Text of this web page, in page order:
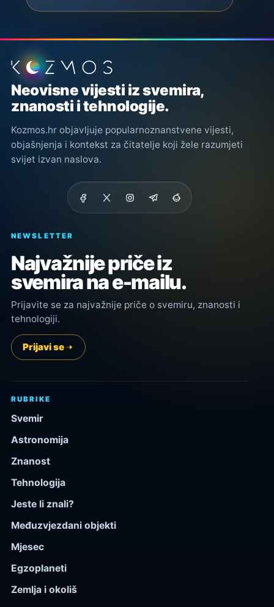
Podnožje stranice
Neovisne vijesti iz svemira,
znanosti i tehnologije.
Kozmos.hr objavljuje popularnoznanstvene vijesti,
objašnjenja i kontekst za čitatelje koji žele razumjeti
svijet izvan naslova.
NEWSLETTER
Najvažnije priče iz
svemira na e-mailu.
Prijavite se za najvažnije priče o svemiru, znanosti i
tehnologiji.
Prijavi se
RUBRIKE
Svemir
Astronomija
Znanost
Tehnologija
Jeste li znali?
Međuzvjezdani objekti
Mjesec
Egzoplaneti
Zemlja i okoliš